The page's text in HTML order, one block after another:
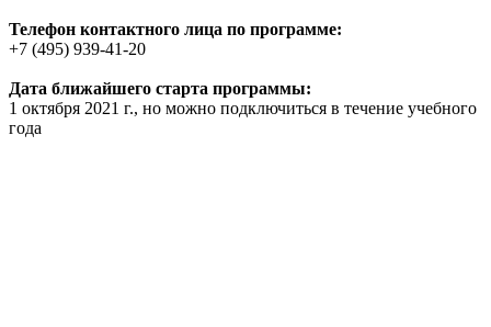
Телефон контактного лица по программе:
+7 (495) 939-41-20
Дата ближайшего старта программы:
1 октября 2021 г., но можно подключиться в течение учебного
года